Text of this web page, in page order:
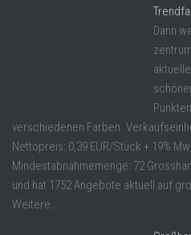
Dann
verschiedenen Farben.
Nettopreis: 0,39 EUR/Stück + 19%
Mindestabnahmemenge: 72
und hat 1752 Angebote aktuell auf
Weitere ...